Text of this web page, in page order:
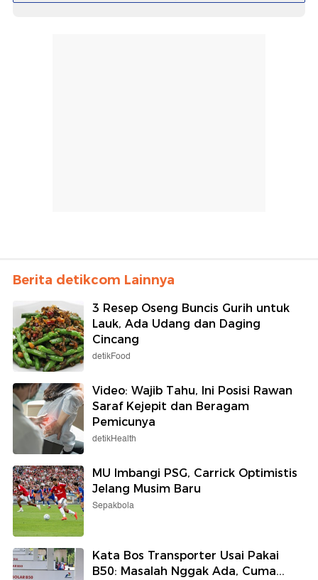
Berita detikcom Lainnya
3 Resep Oseng Buncis Gurih untuk
Lauk, Ada Udang dan Daging
Cincang
detikFood
Video: Wajib Tahu, Ini Posisi Rawan
Saraf Kejepit dan Beragam
Pemicunya
detikHealth
MU Imbangi PSG, Carrick Optimistis
Jelang Musim Baru
Sepakbola
Kata Bos Transporter Usai Pakai
B50: Masalah Nggak Ada, Cuma...